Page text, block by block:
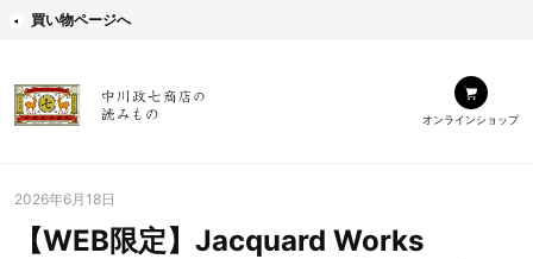
買い物ページへ
オンラインショップ
2026年6月18日
【WEB限定】Jacquard Works